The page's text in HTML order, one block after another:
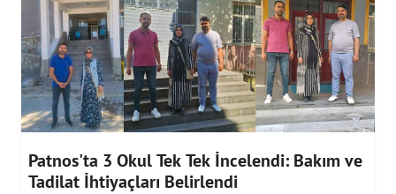
Patnos'ta 3 Okul Tek Tek İncelendi: Bakım ve
Tadilat İhtiyaçları Belirlendi